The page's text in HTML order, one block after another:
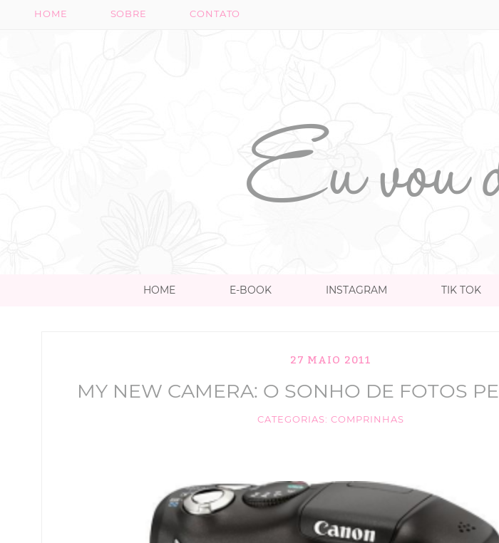
HOME SOBRE CONTATO
HOME E-BOOK INSTAGRAM TIK TOK
27 MAIO 2011
MY NEW CAMERA: O SONHO DE FOTOS
CATEGORIAS:COMPRINHAS